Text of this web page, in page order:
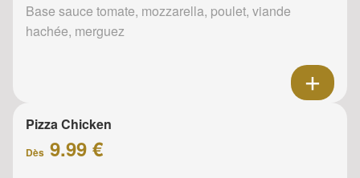
Base sauce tomate, mozzarella, poulet, viande
hachée, merguez
Pizza Chicken
Dès 9.99 €